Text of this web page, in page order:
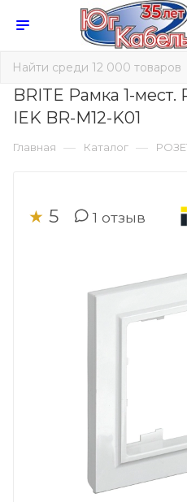
BRITE Рамка 1-мест.
IEK BR-M12-K01
Главная — Каталог —
★ 5 1 отзыв